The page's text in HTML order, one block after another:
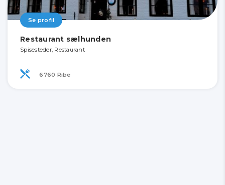
Se profil
Restaurant sælhunden
Spisesteder, Restaurant
6760 Ribe